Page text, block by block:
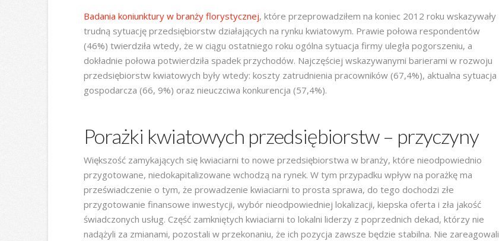
Badania koniunktury w branży florystycznej, które przeprowadziłem na koniec 2012 roku wskazywały
trudną sytuację przedsiębiorstw działających na rynku kwiatowym. Prawie połowa respondentów
(46%) twierdziła wtedy, że w ciągu ostatniego roku ogólna sytuacja firmy uległa pogorszeniu, a
dokładnie połowa potwierdziła spadek przychodów. Najczęściej wskazywanymi barierami w rozwoju
przedsiębiorstw kwiatowych były wtedy: koszty zatrudnienia pracowników (67,4%), aktualna sytuacja
gospodarcza (66, 9%) oraz nieuczciwa konkurencja (57,4%).
Porażki kwiatowych przedsiębiorstw – przyczyny
Większość zamykających się kwiaciarni to nowe przedsiębiorstwa w branży, które nieodpowiednio
przygotowane, niedokapitalizowane wchodzą na rynek. W tym przypadku wpływ na porażkę ma
przeświadczenie o tym, że prowadzenie kwiaciarni to prosta sprawa, do tego dochodzi złe
przygotowanie finansowe inwestycji, wybór nieodpowiedniej lokalizacji, kiepska oferta i zła jakość
świadczonych usług. Część zamkniętych kwiaciarni to lokalni liderzy z poprzednich dekad, którzy nie
nadążyli za zmianami, pozostali w przekonaniu, że ich pozycja zawsze będzie stabilna. Nie zareagowali